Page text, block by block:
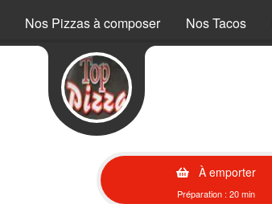
Nos Pizzas à composer Nos Tacos
À emporter
Préparation : 20 min